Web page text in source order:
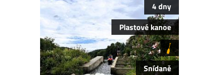
4 dny
Plastové kanoe
Snídaně